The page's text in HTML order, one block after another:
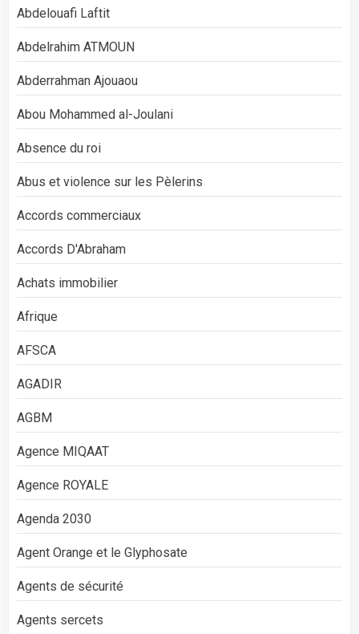
Abdelouafi Laftit
Abdelrahim ATMOUN
Abderrahman Ajouaou
Abou Mohammed al-Joulani
Absence du roi
Abus et violence sur les Pèlerins
Accords commerciaux
Accords D'Abraham
Achats immobilier
Afrique
AFSCA
AGADIR
AGBM
Agence MIQAAT
Agence ROYALE
Agenda 2030
Agent Orange et le Glyphosate
Agents de sécurité
Agents sercets